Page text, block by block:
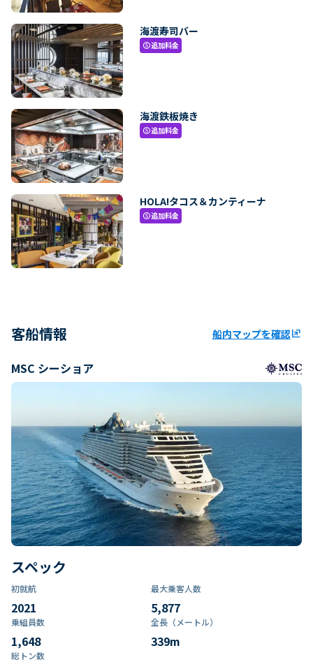
海渡寿司バー
paid追加料金
海渡鉄板焼き
paid追加料金
HOLA!タコス＆カンティーナ
paid追加料金
客船情報 船内マップを確認ungroup
MSC シーショア
スペック
初就航
2021
最大乗客人数
5,877
乗組員数​
1,648
全長（メートル）
339m
総トン数​